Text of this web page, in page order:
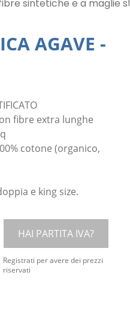
sintetiche e a maglie
AGAVE -
fibre extra lunghe
cotone (organico,
e king size.
HAI PARTITA IVA?
Registrati per avere dei prezzi
riservati